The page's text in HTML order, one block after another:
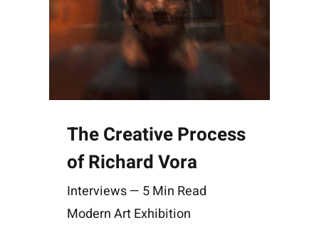
The Creative Process
of Richard Vora
Interviews — 5 Min Read
Modern Art Exhibition